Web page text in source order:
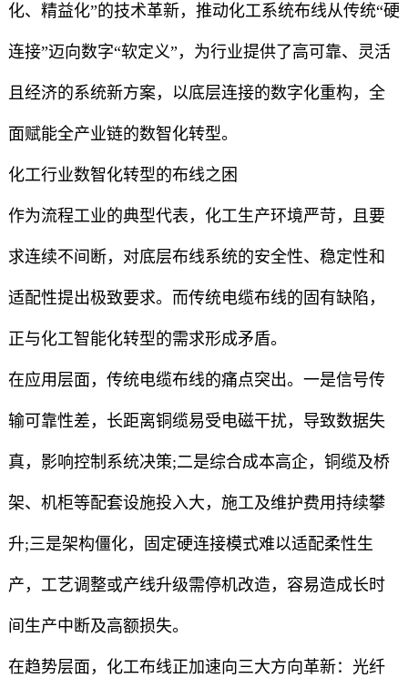
化、精益化”的技术革新，推动化工系统布线从传统“硬
连接”迈向数字“软定义”，为行业提供了高可靠、灵活
且经济的系统新方案，以底层连接的数字化重构，全
面赋能全产业链的数智化转型。
化工行业数智化转型的布线之困
作为流程工业的典型代表，化工生产环境严苛，且要
求连续不间断，对底层布线系统的安全性、稳定性和
适配性提出极致要求。而传统电缆布线的固有缺陷，
正与化工智能化转型的需求形成矛盾。
在应用层面，传统电缆布线的痛点突出。一是信号传
输可靠性差，长距离铜缆易受电磁干扰，导致数据失
真，影响控制系统决策;二是综合成本高企，铜缆及桥
架、机柜等配套设施投入大，施工及维护费用持续攀
升;三是架构僵化，固定硬连接模式难以适配柔性生
产，工艺调整或产线升级需停机改造，容易造成长时
间生产中断及高额损失。
在趋势层面，化工布线正加速向三大方向革新：光纤